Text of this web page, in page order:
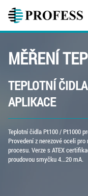
MĚŘENÍ
TEPLOTNÍ
APLIKACE
Teplotní čidla Pt100 / Pt1000
Provedení z nerezové oceli
procesu. Verze s ATEX
proudovou smyčku 4...20 mA.